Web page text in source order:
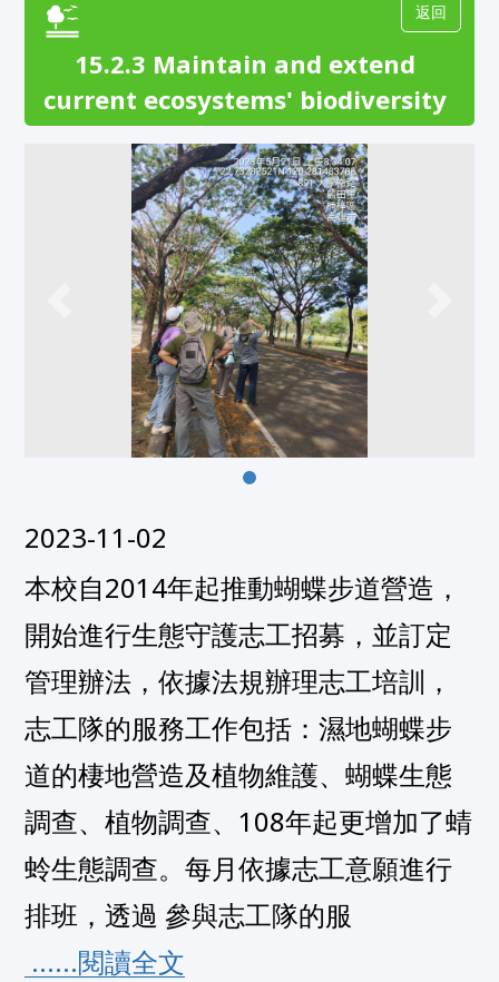
15.2.3 Maintain and extend
current ecosystems' biodiversity
返回
2023-11-02
本校自2014年起推動蝴蝶步道營造，
開始進行生態守護志工招募，並訂定
管理辦法，依據法規辦理志工培訓，
志工隊的服務工作包括：濕地蝴蝶步
道的棲地營造及植物維護、蝴蝶生態
調查、植物調查、108年起更增加了蜻
蛉生態調查。每月依據志工意願進行
排班，透過 參與志工隊的服
......閱讀全文